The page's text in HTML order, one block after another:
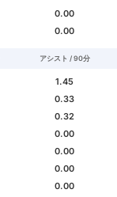
0.00
0.00
アシスト / 90分
1.45
0.33
0.32
0.00
0.00
0.00
0.00